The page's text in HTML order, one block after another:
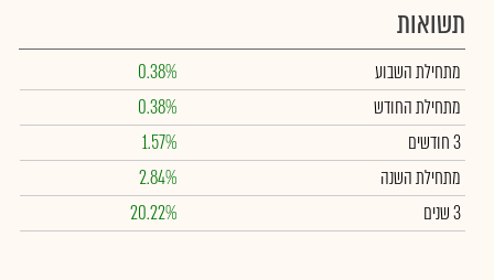
תשואות
מתחילת השבוע
0.38%
מתחילת החודש
0.38%
3 חודשים
1.57%
מתחילת השנה
2.84%
3 שנים
20.22%